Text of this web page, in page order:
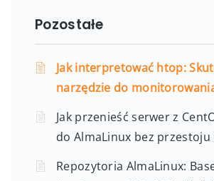
Pozostałe
Jak interpretować htop:
narzędzie do
Jak przenieść serwer z
do AlmaLinux bez przestoju
Repozytoria AlmaLinux: